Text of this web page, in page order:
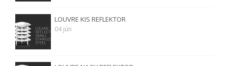
LOUVRE KIS REFLEKTOR
04 jún